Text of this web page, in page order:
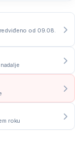
od 09.08.
roku